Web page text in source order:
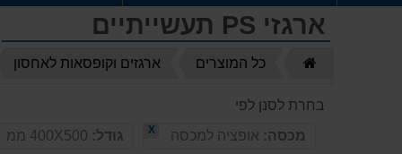
ארגזי PS תעשייתיים
כל המוצרים ארגזים וקופסאות לאחסון
בחרת לסנן לפי
מכסה: אופציה למכסה X גודל: